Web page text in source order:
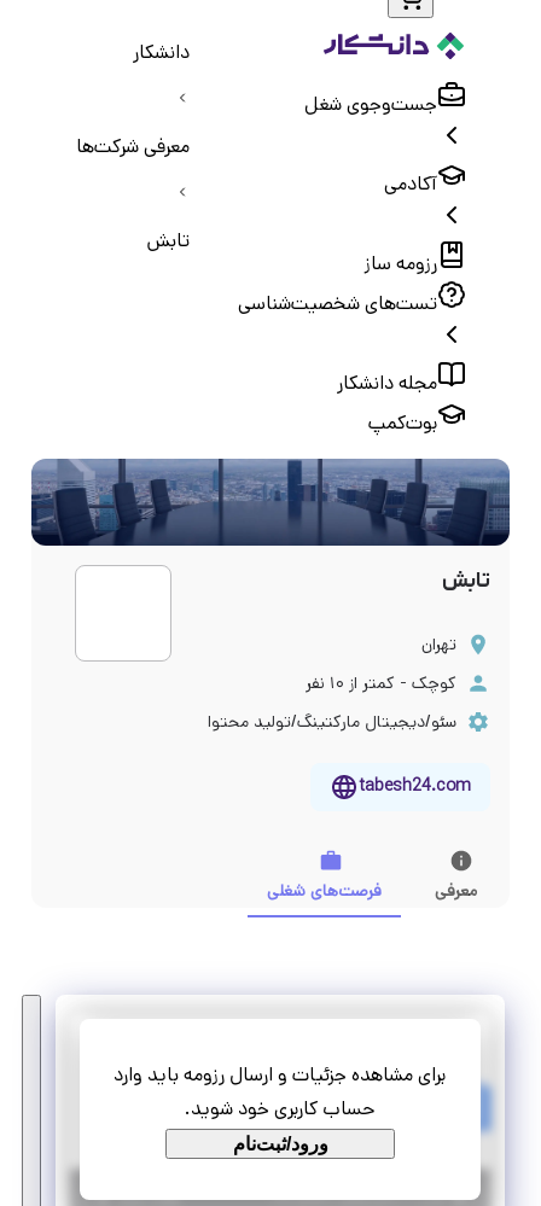
جست‌و‌جوی شغل
آکادمی
رزومه ساز
تست‌های شخصیت‌شناسی
مجله دانشکار
بوت‌کمپ
دانشکار
معرفی شرکت‌ها
تابش
تابش
تهران
کوچک - کمتر از ۱۰ نفر
سئو/دیجیتال مارکتینگ/تولید محتوا
tabesh24.com
معرفی فرصت‌های شغلی
برای مشاهده جزئیات و ارسال رزومه باید وارد
حساب کاربری خود شوید.
ورود/ثبت‌نام
تمام وقت استخدام
تهران |۶ سال پیش | منقضی شده جزئیات بیشتر